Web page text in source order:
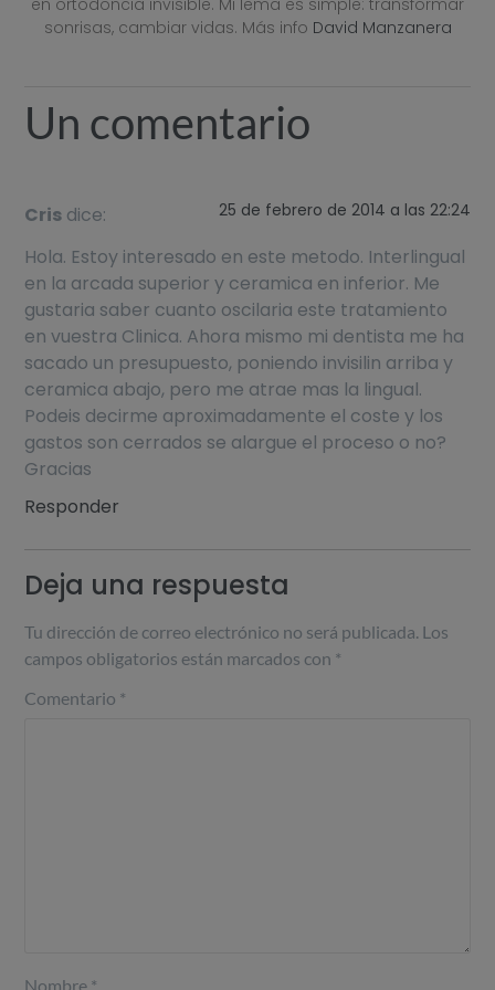
en ortodoncia invisible. Mi lema es simple: transformar
sonrisas, cambiar vidas. Más info David Manzanera
Un comentario
Cris dice: 25 de febrero de 2014 a las 22:24
Hola. Estoy interesado en este metodo. Interlingual
en la arcada superior y ceramica en inferior. Me
gustaria saber cuanto oscilaria este tratamiento
en vuestra Clinica. Ahora mismo mi dentista me ha
sacado un presupuesto, poniendo invisilin arriba y
ceramica abajo, pero me atrae mas la lingual.
Podeis decirme aproximadamente el coste y los
gastos son cerrados se alargue el proceso o no?
Gracias
Responder
Deja una respuesta
Tu dirección de correo electrónico no será publicada. Los
campos obligatorios están marcados con *
Comentario *
Nombre *